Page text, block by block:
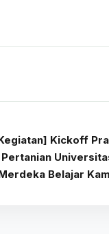
Kickoff
Belajar